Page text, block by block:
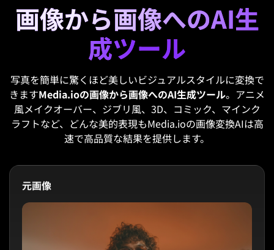
画像から画像へのAI生
成ツール
写真を簡単に驚くほど美しいビジュアルスタイルに変換で
きますMedia.ioの画像から画像へのAI生成ツール。アニメ
風メイクオーバー、ジブリ風、3D、コミック、マインク
ラフトなど、どんな美的表現もMedia.ioの画像変換AIは高
速で高品質な結果を提供します。
元画像